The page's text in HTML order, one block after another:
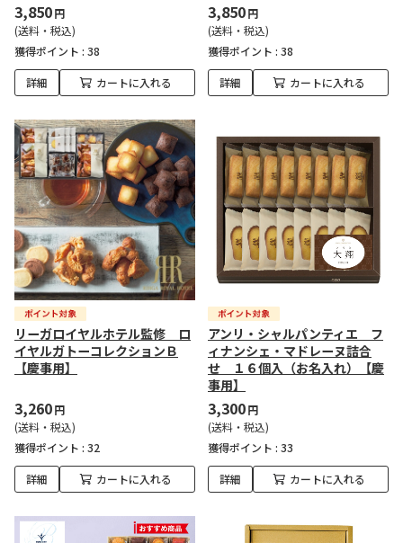
3,850円
(送料・税込)
獲得ポイント : 38
詳細 カートに入れる
3,850円
(送料・税込)
獲得ポイント : 38
詳細 カートに入れる
リーガロイヤルホテル監修 ロ
イヤルガトーコレクションＢ
【慶事用】
3,260円
(送料・税込)
獲得ポイント : 32
詳細 カートに入れる
アンリ・シャルパンティエ フ
ィナンシェ・マドレーヌ詰合
せ １６個入（お名入れ）【慶
事用】
3,300円
(送料・税込)
獲得ポイント : 33
詳細 カートに入れる